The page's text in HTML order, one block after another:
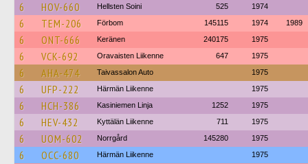
6 HOV-660 Hellsten Soini 525 1974
6 TEM-206 Förbom 145115 1974 1989
6 ONT-666 Keränen 240175 1975
6 VCK-692 Oravaisten Liikenne 647 1975
6 AHA-474 Taivassalon Auto 1975
6 UFP-222 Härmän Liikenne 1975
6 HCH-386 Kasiniemen Linja 1252 1975
6 HEV-432 Kyttälän Liikenne 711 1975
6 UOM-602 Norrgård 145280 1975
6 OCC-680 Härmän Liikenne 1975